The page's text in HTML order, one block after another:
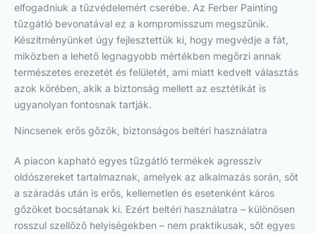
elfogadniuk a tűzvédelemért cserébe. Az Ferber Painting
tűzgátló bevonatával ez a kompromisszum megszűnik.
Készítményünket úgy fejlesztettük ki, hogy megvédje a fát,
miközben a lehető legnagyobb mértékben megőrzi annak
természetes erezetét és felületét, ami miatt kedvelt választás
azok körében, akik a biztonság mellett az esztétikát is
ugyanolyan fontosnak tartják.
Nincsenek erős gőzök, biztonságos beltéri használatra
A piacon kapható egyes tűzgátló termékek agresszív
oldószereket tartalmaznak, amelyek az alkalmazás során, sőt
a száradás után is erős, kellemetlen és esetenként káros
gőzöket bocsátanak ki. Ezért beltéri használatra – különösen
rosszul szellőző helyiségekben – nem praktikusak, sőt egyes